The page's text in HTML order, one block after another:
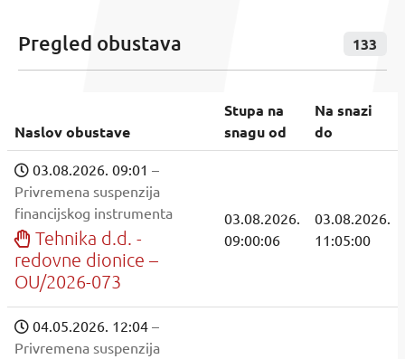
Pregled obustava 133
Naslov obustave
Stupa na
snagu od
Na snazi
do
03.08.2026. 09:01 –
Privremena suspenzija
financijskog instrumenta
Tehnika d.d. -
redovne dionice –
OU/2026-073
03.08.2026.
09:00:06
03.08.2026.
11:05:00
04.05.2026. 12:04 –
Privremena suspenzija